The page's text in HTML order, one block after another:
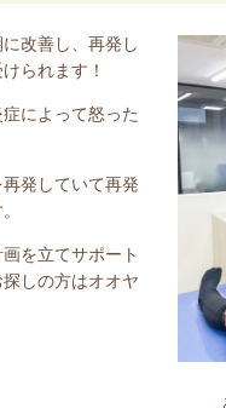
改善し、再発し
られます！
によって怒った
発していて再発
を立てサポート
しの方はオオヤ